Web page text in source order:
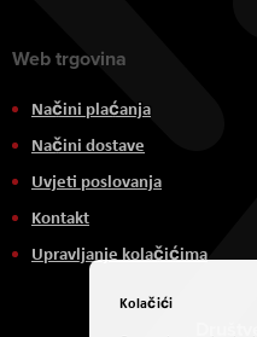
Web trgovina
Načini plaćanja
Načini dostave
Uvjeti poslovanja
Kontakt
Upravljanje kolačićima
Kolačići